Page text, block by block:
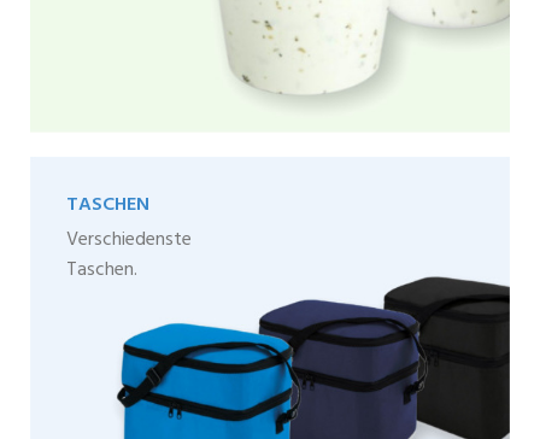
TASCHEN
Verschiedenste
Taschen.